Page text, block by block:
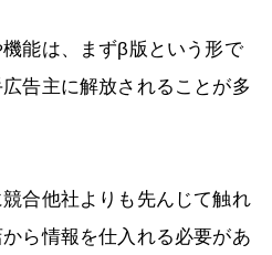
能は、まずβ版という形で
告主に解放されることが多
合他社よりも先んじて触れ
ら情報を仕入れる必要があ